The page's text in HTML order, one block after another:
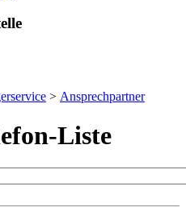
> Ansprechpartner
Liste